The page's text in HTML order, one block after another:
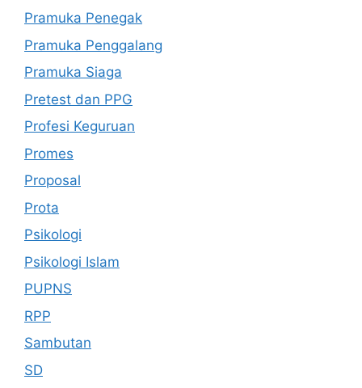
Pramuka Penegak
Pramuka Penggalang
Pramuka Siaga
Pretest dan PPG
Profesi Keguruan
Promes
Proposal
Prota
Psikologi
Psikologi Islam
PUPNS
RPP
Sambutan
SD